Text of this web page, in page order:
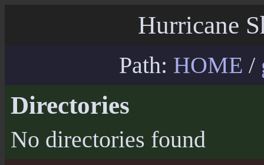
Hurricane
Path: HOME /
Directories
No directories found